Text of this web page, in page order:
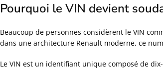
Pourquoi le VIN devient
Beaucoup de personnes considèrent le VIN
dans une architecture Renault moderne, ce
Le VIN est un identifiant unique composé de